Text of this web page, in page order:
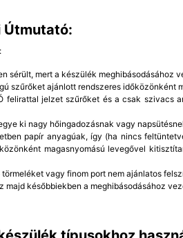
Útmutató:
sérült, mert a készülék meghibásodásához
szűrőket ajánlott rendszeres időközönként
felirattal jelzet szűrőket és a csak szivacs
ki nagy hőingadozásnak vagy
papír anyagúak, így (ha nincs
magasnyomású levegővel
vagy finom port nem ajánlatos
majd későbbiekben a meghibásodásához